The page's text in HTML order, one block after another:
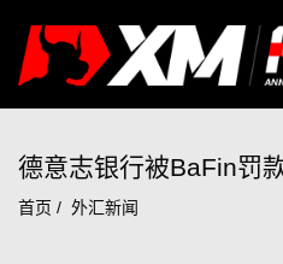
德意志银行被BaFin罚
首页 外汇新闻